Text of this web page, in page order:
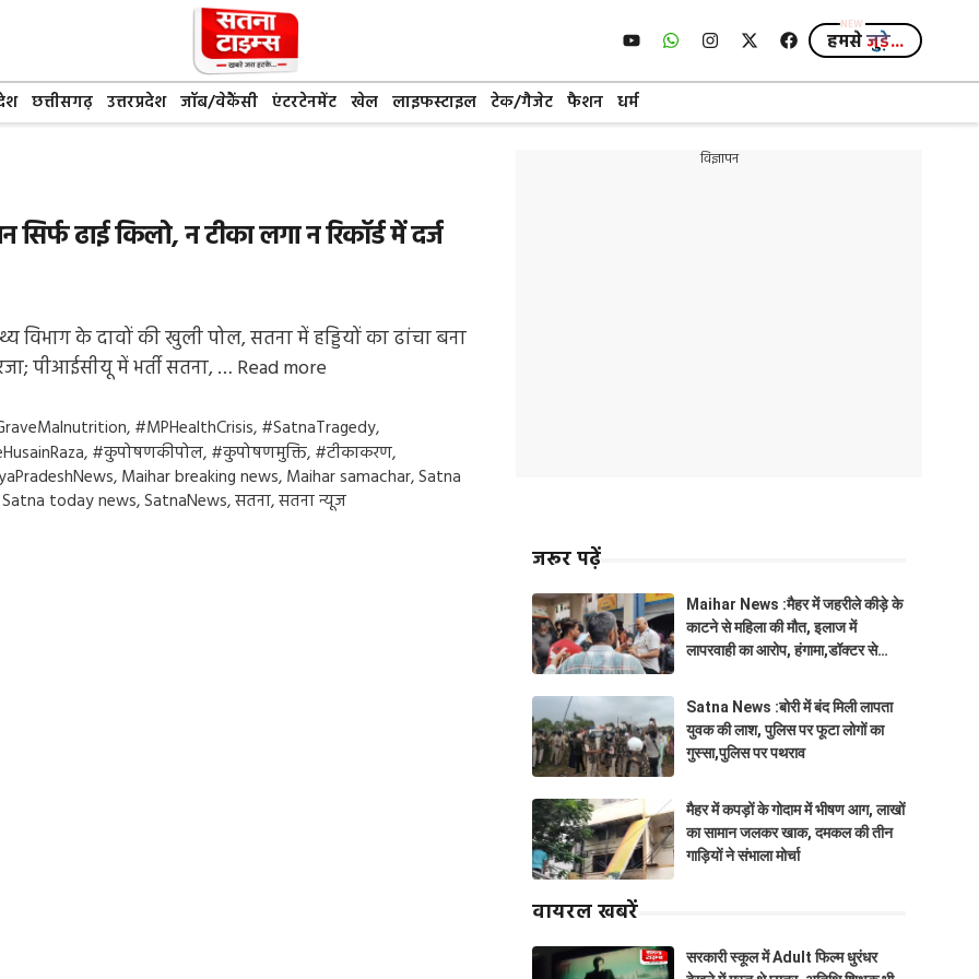
हमसेजुड़े...
छत्तीसगढ़ उत्तरप्रदेश जॉब/वेकैंसी एंटरटेनमेंट खेल लाइफस्टाइल टेक/गैजेट फैशन धर्म
ढाई किलो, न टीका लगा न रिकॉर्ड में दर्ज
विभाग के दावों की खुली पोल, सतना में हड्डियों का ढांचा बना
पीआईसीयू में भर्ती सतना, … Read more
, #MPHealthCrisis, #SatnaTragedy,
, #कुपोषणकीपोल, #कुपोषणमुक्ति, #टीकाकरण,
, Maihar breaking news, Maihar samachar,Satna
Satna today news,SatnaNews,सतना,सतना न्यूज
विज्ञापन
जरूर पढ़ें
Maihar News :मैहर में जहरीले कीड़े के
काटने से महिला की मौत, इलाज में
लापरवाही का आरोप, हंगामा,डॉक्टर से
Satna News :बोरी में बंद मिली लापता
युवक की लाश, पुलिस पर फूटा लोगों का
गुस्सा,पुलिस पर पथराव
मैहर में कपड़ों के गोदाम में भीषण आग, लाखों
का सामान जलकर खाक, दमकल की तीन
गाड़ियों ने संभाला मोर्चा
वायरल खबरें
सरकारी स्कूल में Adult फिल्म धुरंधर